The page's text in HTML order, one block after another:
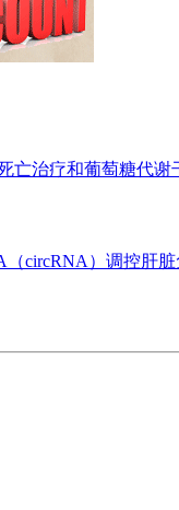
亡治疗和葡萄糖代
circRNA）调控肝